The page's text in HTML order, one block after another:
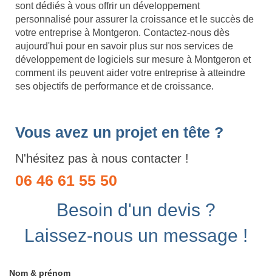
sont dédiés à vous offrir un développement
personnalisé pour assurer la croissance et le succès de
votre entreprise à Montgeron. Contactez-nous dès
aujourd'hui pour en savoir plus sur nos services de
développement de logiciels sur mesure à Montgeron et
comment ils peuvent aider votre entreprise à atteindre
ses objectifs de performance et de croissance.
Vous avez un projet en tête ?
N'hésitez pas à nous contacter !
06 46 61 55 50
Besoin d'un devis ?
Laissez-nous un message !
Nom & prénom